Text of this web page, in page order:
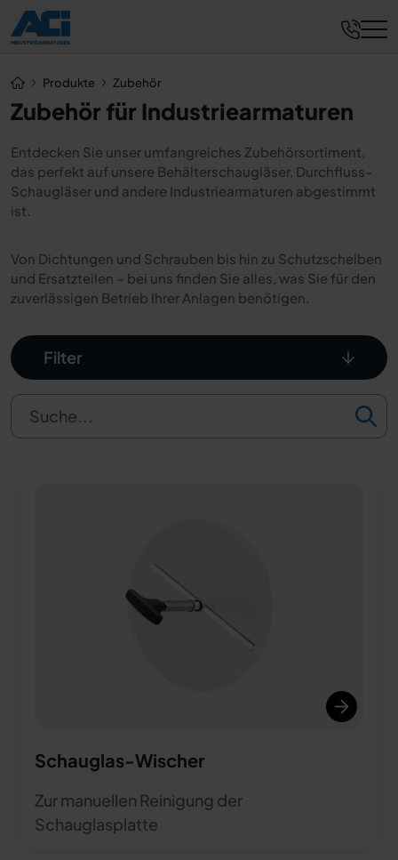
Produkte Zubehör
Zubehör für Industriearmaturen
Entdecken Sie unser umfangreiches Zubehörsortiment,
das perfekt auf unsere Behälterschaugläser, Durchfluss-
Schaugläser und andere Industriearmaturen abgestimmt
ist.
Von Dichtungen und Schrauben bis hin zu Schutzscheiben
und Ersatzteilen – bei uns finden Sie alles, was Sie für den
zuverlässigen Betrieb Ihrer Anlagen benötigen.
Filter
Suche...
Schauglas-Wischer
Zur manuellen Reinigung der
Schauglasplatte